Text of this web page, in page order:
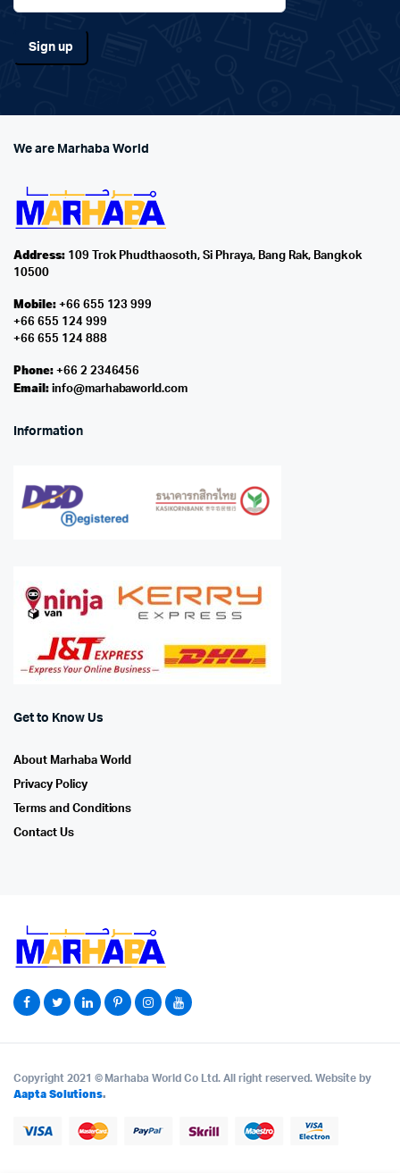
We are Marhaba World
Address:109 Trok Phudthaosoth, Si Phraya, Bang Rak, Bangkok
10500
Mobile:+66 655 123 999
+66 655 124 999
+66 655 124 888
Phone:+66 2 2346456
Email: info@marhabaworld.com
Information
Get to Know Us
About Marhaba World
Privacy Policy
Terms and Conditions
Contact Us
Copyright 2021 © Marhaba World Co Ltd. All right reserved. Website by
Aapta Solutions.